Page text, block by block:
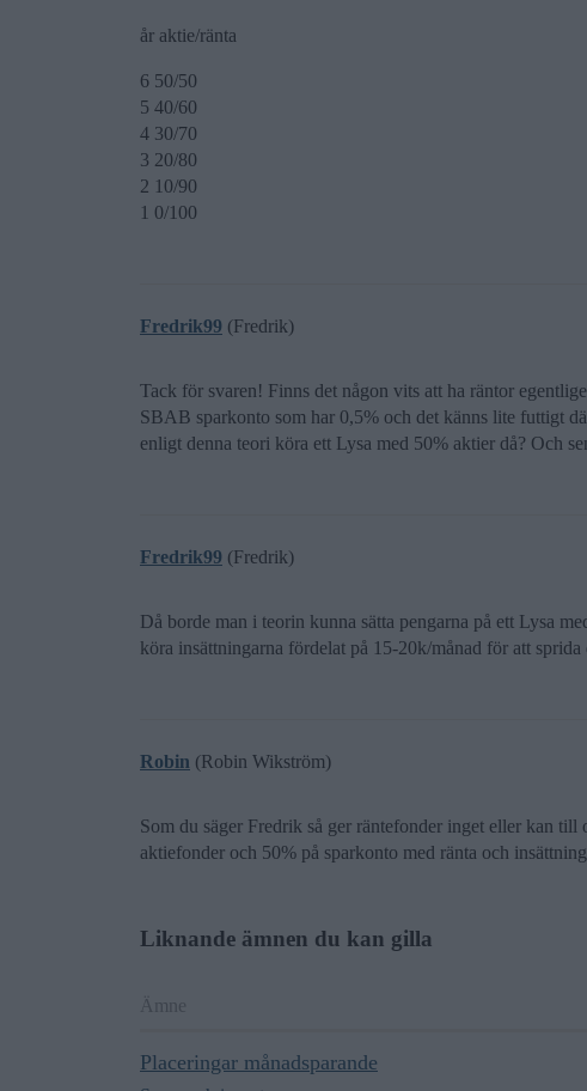
år aktie/ränta
6 50/50
5 40/60
4 30/70
3 20/80
2 10/90
1 0/100
Fredrik99 (Fredrik)
Tack för svaren! Finns det någon vits att ha räntor
SBAB sparkonto som har 0,5% och det känns lite futtigt
enligt denna teori köra ett Lysa med 50% aktier då? Och
Fredrik99 (Fredrik)
Då borde man i teorin kunna sätta pengarna på ett Lysa
köra insättningarna fördelat på 15-20k/månad för att sprida
Robin (Robin Wikström)
Som du säger Fredrik så ger räntefonder inget eller kan till
aktiefonder och 50% på sparkonto med ränta och
Liknande ämnen du kan gilla
Ämne
Placeringar månadsparande